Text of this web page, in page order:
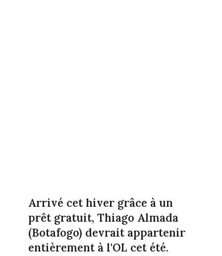
Arrivé cet hiver grâce à un
prêt gratuit, Thiago Almada
(Botafogo) devrait appartenir
entièrement à l'OL cet été.